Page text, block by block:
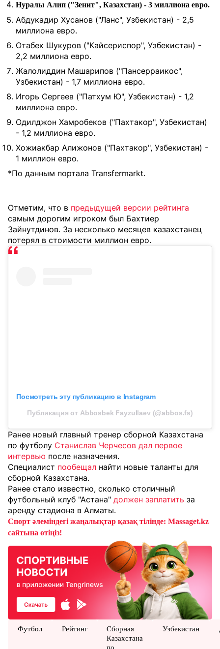
Нуралы Алип ("Зенит", Казахстан) - 3 миллиона евро.
Абдукадир Хусанов ("Ланс", Узбекистан) - 2,5
миллиона евро.
Отабек Шукуров ("Кайсериспор", Узбекистан) -
2,2 миллиона евро.
Жалолиддин Машарипов ("Пансерраикос",
Узбекистан) - 1,7 миллиона евро.
Игорь Сергеев ("Патхум Ю", Узбекистан) - 1,2
миллиона евро.
Одилджон Хамробеков ("Пахтакор", Узбекистан)
- 1,2 миллиона евро.
Хожиакбар Алижонов ("Пахтакор", Узбекистан) -
1 миллион евро.
*По данным портала Transfermarkt.
Отметим, что в предыдущей версии рейтинга
самым дорогим игроком был Бахтиер
Зайнутдинов. За несколько месяцев казахстанец
потерял в стоимости миллион евро.
Посмотреть эту публикацию в Instagram
Публикация от Abbosbek Fayzullaev (@abbos.fs)
Ранее новый главный тренер сборной Казахстана
по футболу Станислав Черчесов дал первое
интервью после назначения.
Специалист пообещал найти новые таланты для
сборной Казахстана.
Ранее стало известно, сколько столичный
футбольный клуб "Астана" должен заплатить за
аренду стадиона в Алматы.
Спорт әлеміндегі жаңалықтар қазақ тілінде: Massaget.kz
сайтына өтіңіз!
Футбол Рейтинг
Сборная
Казахстана
Узбекистан